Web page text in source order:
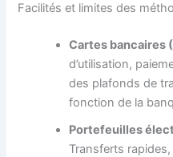
Facilités et limites des
Cartes bancaires
d’utilisation,
des plafonds de
fonction de la
Portefeuilles
Transferts